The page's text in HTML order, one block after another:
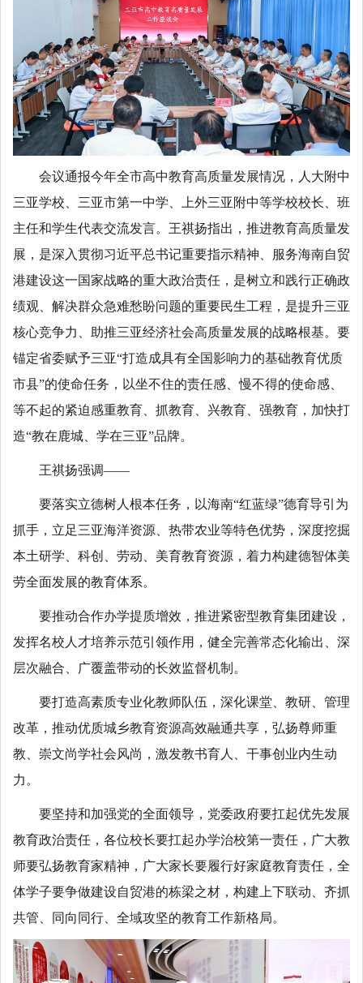
会议通报今年全市高中教育高质量发展情况，人大附中
三亚学校、三亚市第一中学、上外三亚附中等学校校长、班
主任和学生代表交流发言。王祺扬指出，推进教育高质量发
展，是深入贯彻习近平总书记重要指示精神、服务海南自贸
港建设这一国家战略的重大政治责任，是树立和践行正确政
绩观、解决群众急难愁盼问题的重要民生工程，是提升三亚
核心竞争力、助推三亚经济社会高质量发展的战略根基。要
锚定省委赋予三亚“打造成具有全国影响力的基础教育优质
市县”的使命任务，以坐不住的责任感、慢不得的使命感、
等不起的紧迫感重教育、抓教育、兴教育、强教育，加快打
造“教在鹿城、学在三亚”品牌。
王祺扬强调——
要落实立德树人根本任务，以海南“红蓝绿”德育导引为
抓手，立足三亚海洋资源、热带农业等特色优势，深度挖掘
本土研学、科创、劳动、美育教育资源，着力构建德智体美
劳全面发展的教育体系。
要推动合作办学提质增效，推进紧密型教育集团建设，
发挥名校人才培养示范引领作用，健全完善常态化输出、深
层次融合、广覆盖带动的长效监督机制。
要打造高素质专业化教师队伍，深化课堂、教研、管理
改革，推动优质城乡教育资源高效融通共享，弘扬尊师重
教、崇文尚学社会风尚，激发教书育人、干事创业内生动
力。
要坚持和加强党的全面领导，党委政府要扛起优先发展
教育政治责任，各位校长要扛起办学治校第一责任，广大教
师要弘扬教育家精神，广大家长要履行好家庭教育责任，全
体学子要争做建设自贸港的栋梁之材，构建上下联动、齐抓
共管、同向同行、全域攻坚的教育工作新格局。